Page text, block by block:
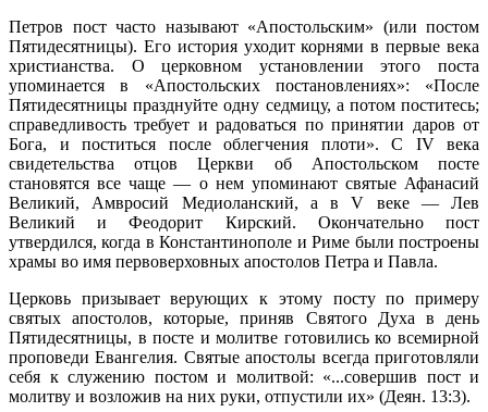
Петров пост часто называют «Апостольским» (или постом
Пятидесятницы). Его история уходит корнями в первые века
христианства. О церковном установлении этого поста
упоминается в «Апостольских постановлениях»: «После
Пятидесятницы празднуйте одну седмицу, а потом поститесь;
справедливость требует и радоваться по принятии даров от
Бога, и поститься после облегчения плоти». С IV века
свидетельства отцов Церкви об Апостольском посте
становятся все чаще — о нем упоминают святые Афанасий
Великий, Амвросий Медиоланский, а в V веке — Лев
Великий и Феодорит Кирский. Окончательно пост
утвердился, когда в Константинополе и Риме были построены
храмы во имя первоверховных апостолов Петра и Павла.
Церковь призывает верующих к этому посту по примеру
святых апостолов, которые, приняв Святого Духа в день
Пятидесятницы, в посте и молитве готовились ко всемирной
проповеди Евангелия. Святые апостолы всегда приготовляли
себя к служению постом и молитвой: «...совершив пост и
молитву и возложив на них руки, отпустили их» (Деян. 13:3).